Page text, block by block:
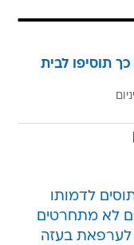
תוסיפו לבית
לדמותו
לא מתחרטים
לערפאת בעזה